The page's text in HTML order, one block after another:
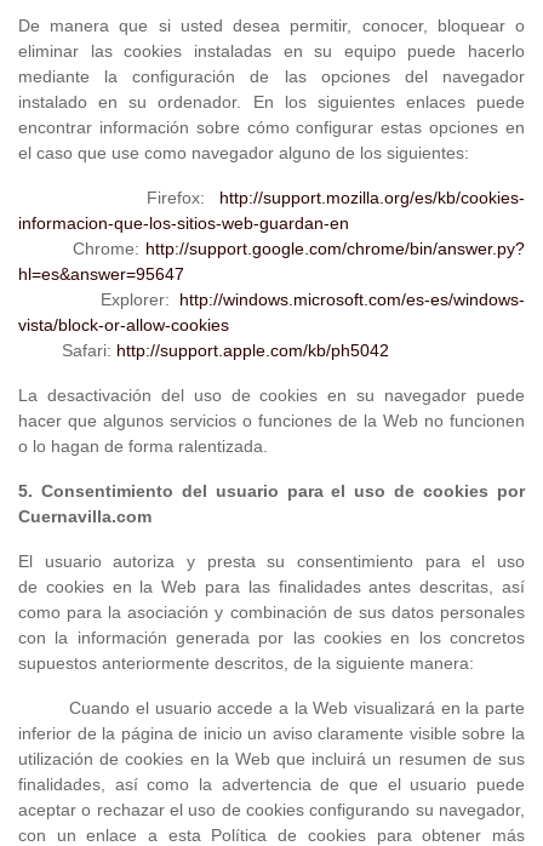
De manera que si usted desea permitir, conocer, bloquear o
eliminar las cookies instaladas en su equipo puede hacerlo
mediante la configuración de las opciones del navegador
instalado en su ordenador. En los siguientes enlaces puede
encontrar información sobre cómo configurar estas opciones en
el caso que use como navegador alguno de los siguientes:
Firefox: http://support.mozilla.org/es/kb/cookies-
informacion-que-los-sitios-web-guardan-en
Chrome: http://support.google.com/chrome/bin/answer.py?
hl=es&answer=95647
Explorer: http://windows.microsoft.com/es-es/windows-
vista/block-or-allow-cookies
Safari: http://support.apple.com/kb/ph5042
La desactivación del uso de cookies en su navegador puede
hacer que algunos servicios o funciones de la Web no funcionen
o lo hagan de forma ralentizada.
5. Consentimiento del usuario para el uso decookies por
Cuernavilla.com
El usuario autoriza y presta su consentimiento para el uso
de cookies en la Web para las finalidades antes descritas, así
como para la asociación y combinación de sus datos personales
con la información generada por las cookies en los concretos
supuestos anteriormente descritos, de la siguiente manera:
Cuando el usuario accede a la Web visualizará en la parte
inferior de la página de inicio un aviso claramente visible sobre la
utilización de cookies en la Web que incluirá un resumen de sus
finalidades, así como la advertencia de que el usuario puede
aceptar o rechazar el uso de cookies configurando su navegador,
con un enlace a esta Política de cookies para obtener más